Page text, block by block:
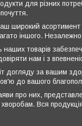
для різних
широкий асортимент
іншого.
наших товарів
нам і з
догляду за вашим
до вашого
про них,
хворобам. Вся